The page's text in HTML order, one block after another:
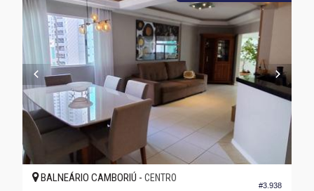
#3.938
BALNEÁRIO CAMBORIÚ - CENTRO